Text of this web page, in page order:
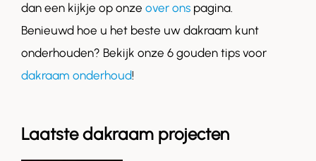
dan een kijkje op onze over ons pagina.
Benieuwd hoe u het beste uw dakraam kunt
onderhouden? Bekijk onze 6 gouden tips voor
dakraam onderhoud!
Laatste dakraam projecten